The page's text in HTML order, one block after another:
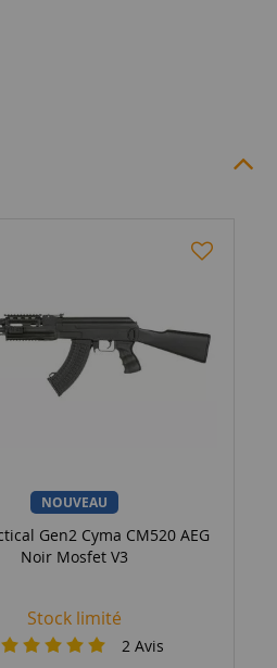
NOUVEAU
Gen2 Cyma CM520 AEG
Noir Mosfet V3
Stock limité
2 Avis